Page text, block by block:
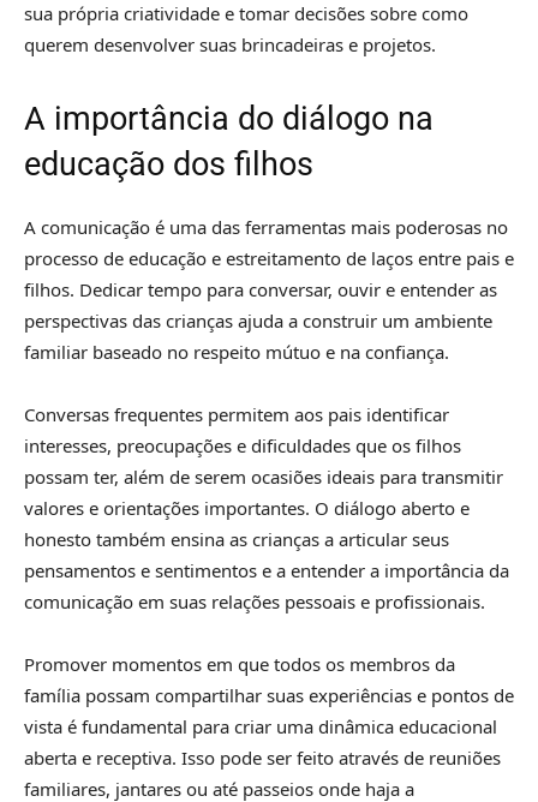
sua própria criatividade e tomar decisões sobre como
querem desenvolver suas brincadeiras e projetos.
A importância do diálogo na
educação dos filhos
A comunicação é uma das ferramentas mais poderosas no
processo de educação e estreitamento de laços entre pais e
filhos. Dedicar tempo para conversar, ouvir e entender as
perspectivas das crianças ajuda a construir um ambiente
familiar baseado no respeito mútuo e na confiança.
Conversas frequentes permitem aos pais identificar
interesses, preocupações e dificuldades que os filhos
possam ter, além de serem ocasiões ideais para transmitir
valores e orientações importantes. O diálogo aberto e
honesto também ensina as crianças a articular seus
pensamentos e sentimentos e a entender a importância da
comunicação em suas relações pessoais e profissionais.
Promover momentos em que todos os membros da
família possam compartilhar suas experiências e pontos de
vista é fundamental para criar uma dinâmica educacional
aberta e receptiva. Isso pode ser feito através de reuniões
familiares, jantares ou até passeios onde haja a